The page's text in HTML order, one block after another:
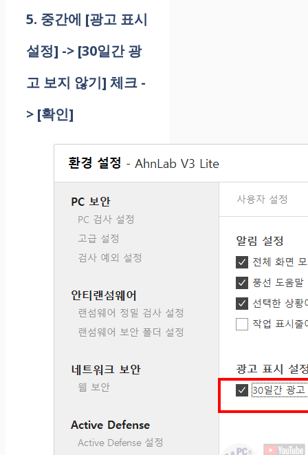
5. 중간에 [광고 표시
설정] -> [30일간 광
고 보지 않기] 체크 -
> [확인]